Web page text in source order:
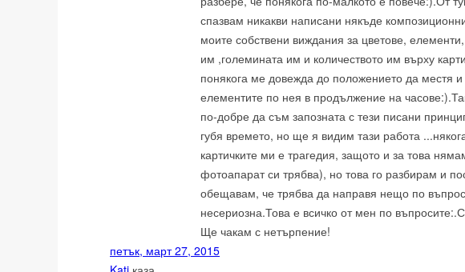
спазвам никакви написани някъде
моите собствени виждания за цветове,
им ,големината им и количеството им върху
понякога ме довежда до положението да местя
елементите по нея в продължение на
по-добре да съм запозната с тези писани
губя времето, но ще я видим тази работа
картичките ми е трагедия, защото и за това
фотоапарат си трябва), но това го разбирам и
обещавам, че трябва да направя нещо по
несериозна.Това е всичко от мен по
Ще чакам с нетърпение!
петък, март 27, 2015